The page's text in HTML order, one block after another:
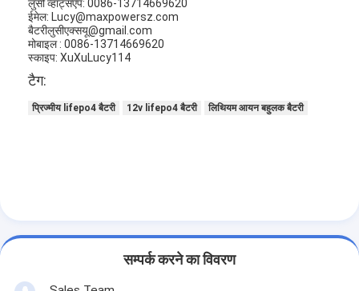
लुसी व्हाट्सएप: 0086-13714669620
ईमेल: Lucy@maxpowersz.com
बैटरीलुसीएक्सयू@gmail.com
मोबाइल : 0086-13714669620
स्काइप: XuXuLucy114
टैग:
प्रिज्मीय lifepo4 बैटरी 12v lifepo4 बैटरी लिथियम आयन बहुलक बैटरी
सम्पर्क करने का विवरण